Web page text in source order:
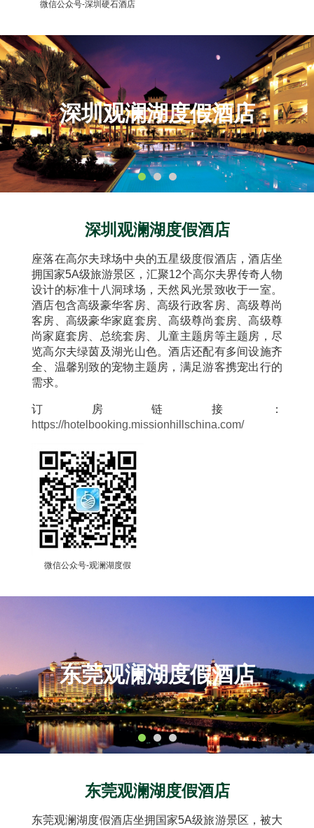
微信公众号-深圳硬石酒店
深圳观澜湖度假酒店
深圳观澜湖度假酒店
座落在高尔夫球场中央的五星级度假酒店，酒店坐
拥国家5A级旅游景区，汇聚12个高尔夫界传奇人物
设计的标准十八洞球场，天然风光景致收于一室。
酒店包含高级豪华客房、高级行政客房、高级尊尚
客房、高级豪华家庭套房、高级尊尚套房、高级尊
尚家庭套房、总统套房、儿童主题房等主题房，尽
览高尔夫绿茵及湖光山色。酒店还配有多间设施齐
全、温馨别致的宠物主题房，满足游客携宠出行的
需求。
订房链接：
https://hotelbooking.missionhillschina.com/
微信公众号-观澜湖度假
东莞观澜湖度假酒店
东莞观澜湖度假酒店
东莞观澜湖度假酒店坐拥国家5A级旅游景区，被大